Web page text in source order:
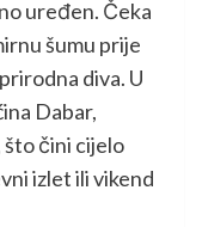
uređen. Čeka
šumu prije
diva. U
Dabar,
čini cijelo
izlet ili vikend